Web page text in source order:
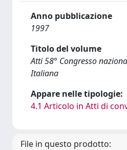
Anno pubblicazione
1997
Titolo del volume
Atti 58° Congresso
Italiana
Appare nelle tipologie:
4.1 Articolo in Atti di
File in questo prodotto: